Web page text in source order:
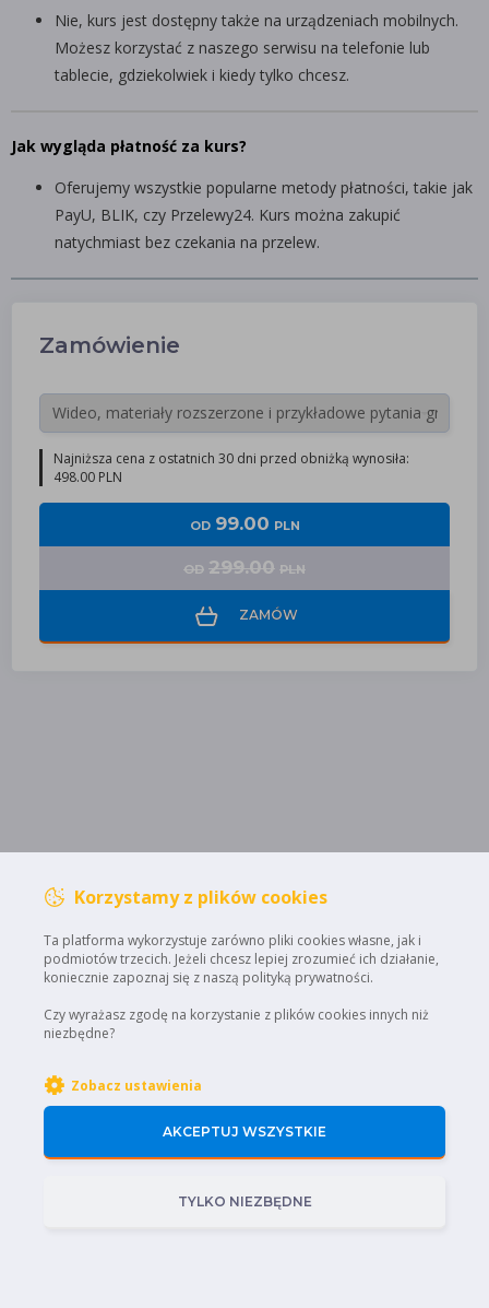
Nie, kurs jest dostępny także na urządzeniach mobilnych.
Możesz korzystać z naszego serwisu na telefonie lub
tablecie, gdziekolwiek i kiedy tylko chcesz.
Jak wygląda płatność za kurs?
Oferujemy wszystkie popularne metody płatności, takie jak
PayU, BLIK, czy Przelewy24. Kurs można zakupić
natychmiast bez czekania na przelew.
Zamówienie
Najniższa cena z ostatnich 30 dni przed obniżką wynosiła:
498.00 PLN
OD 99.00 PLN
OD 299.00 PLN
ZAMÓW
Regulamin
Uprawnienia Sep
Korzystamy z plików cookies
Ta platforma wykorzystuje zarówno pliki cookies własne, jak i
podmiotów trzecich. Jeżeli chcesz lepiej zrozumieć ich działanie,
koniecznie zapoznaj się z naszą polityką prywatności.
Czy wyrażasz zgodę na korzystanie z plików cookies innych niż
niezbędne?
Zobacz ustawienia
AKCEPTUJ WSZYSTKIE
TYLKO NIEZBĘDNE